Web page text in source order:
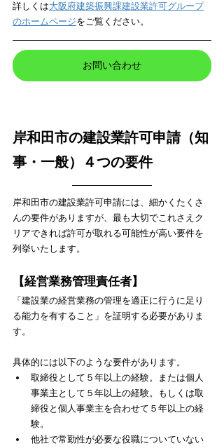
詳しくは大阪府建築振興課建設業許可グループ
のホームページをご覧ください。
お問い合わせ
岸和田市の建設業許可申請（知
事・一般）４つの要件
岸和田市の建設業許可申請には、細かくたくさ
んの要件がありますが、最も大切でこれさえク
リアできれば許可が取れる可能性が高い要件を
列挙いたします。
【経営業務管理責任者】
「建設業の経営業務の管理を適正に行うに足り
る能力を有すること」を証明する必要がありま
す。
具体的には以下のような要件があります。
取締役として５年以上の経験。または個人
事業主として５年以上の経験。もしくは取
締役と個人事業主を合わせて５年以上の経
験。
他社で常勤性が必要な役職についていない